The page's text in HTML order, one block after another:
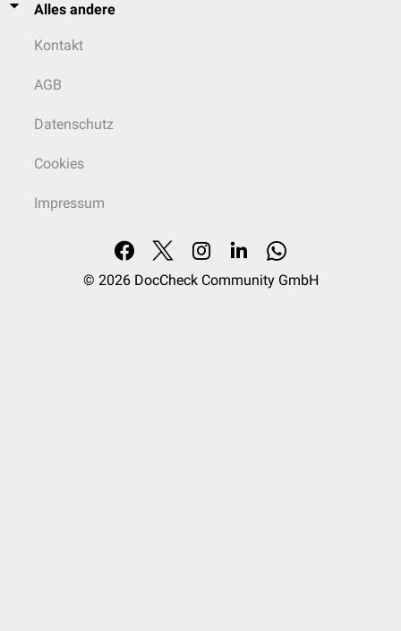
Alles andere
Kontakt
AGB
Datenschutz
Cookies
Impressum
© 2026 DocCheck Community GmbH